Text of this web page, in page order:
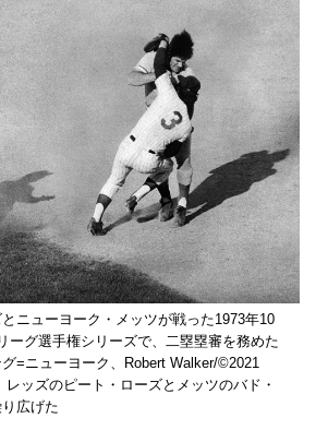
ニューヨーク・メッツが戦った1973年10
ーグ選手権シリーズで、二塁塁審を務めた
=ニューヨーク、Robert Walker/©2021
ッズのピート・ローズとメッツのバド・
広げた